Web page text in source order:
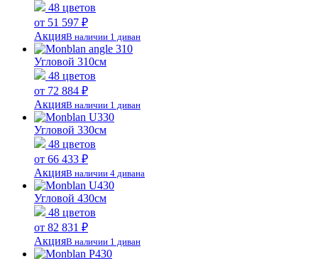
48 цветов
от 51 597 ₽
АкцияВ наличии 1 диван
Угловой 310см
48 цветов
от 72 884 ₽
АкцияВ наличии 1 диван
Угловой 330см
48 цветов
от 66 433 ₽
АкцияВ наличии 4 дивана
Угловой 430см
48 цветов
от 82 831 ₽
АкцияВ наличии 1 диван